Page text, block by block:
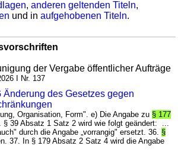
,anderen geltenden Titeln,
und inaufgehobenen Titeln.
der Vergabe öffentlicher Aufträge
I Nr. 137
Änderung des Gesetzes gegen
Organisation, Form". e) Die Angabe zu § 177
§ 39 Absatz 1 Satz 2 wird wie folgt geändert: ...
durch die Angabe „vorrangig" ersetzt. 36. §
37. In § 179 Absatz 2 Satz 4 wird die Angabe